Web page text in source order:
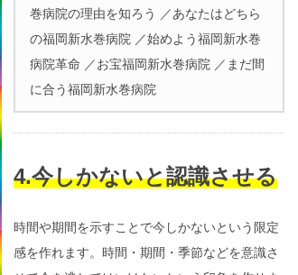
巻病院の理由を知ろう ／あなたはどちら
の福岡新水巻病院 ／始めよう福岡新水巻
病院革命 ／お宝福岡新水巻病院 ／まだ間
に合う福岡新水巻病院
4.今しかないと認識させる
時間や期間を示すことで今しかないという限定
感を作れます。時間・期間・季節などを意識さ